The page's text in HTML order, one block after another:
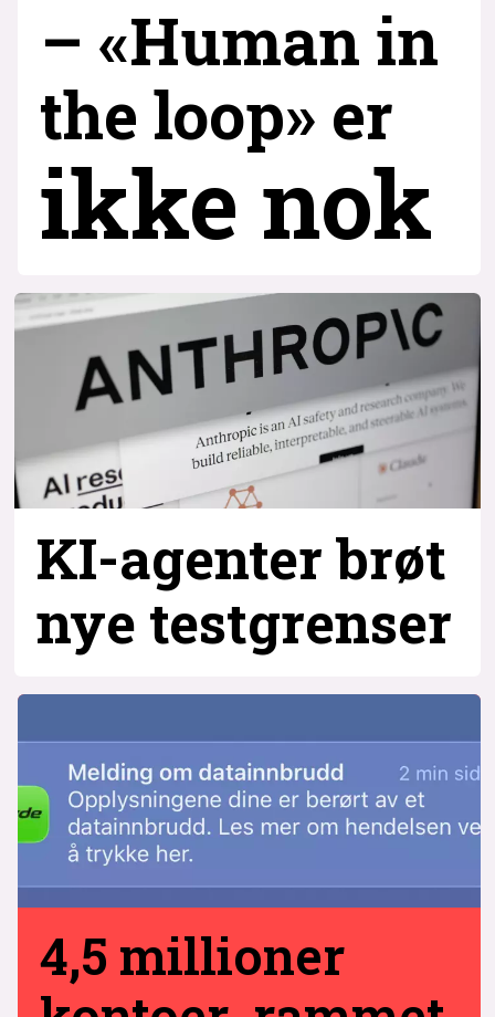
– «Human in
the loop» er
ikke nok
KI-agenter brøt
nye testgrenser
4,5 millioner